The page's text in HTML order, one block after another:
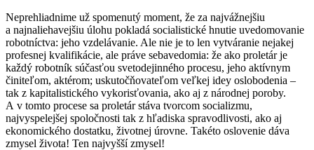
Neprehliadnime už spomenutý moment, že za najvážnejšiu
a najnaliehavejšiu úlohu pokladá socialistické hnutie uvedomovanie
robotníctva: jeho vzdelávanie. Ale nie je to len vytváranie nejakej
profesnej kvalifikácie, ale práve sebavedomia: že ako proletár je
každý robotník súčasťou svetodejinného procesu, jeho aktívnym
činiteľom, aktérom; uskutočňovateľom veľkej idey oslobodenia –
tak z kapitalistického vykorisťovania, ako aj z národnej poroby.
A v tomto procese sa proletár stáva tvorcom socializmu,
najvyspelejšej spoločnosti tak z hľadiska spravodlivosti, ako aj
ekonomického dostatku, životnej úrovne. Takéto oslovenie dáva
zmysel života! Ten najvyšší zmysel!